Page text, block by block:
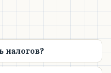
налогов?